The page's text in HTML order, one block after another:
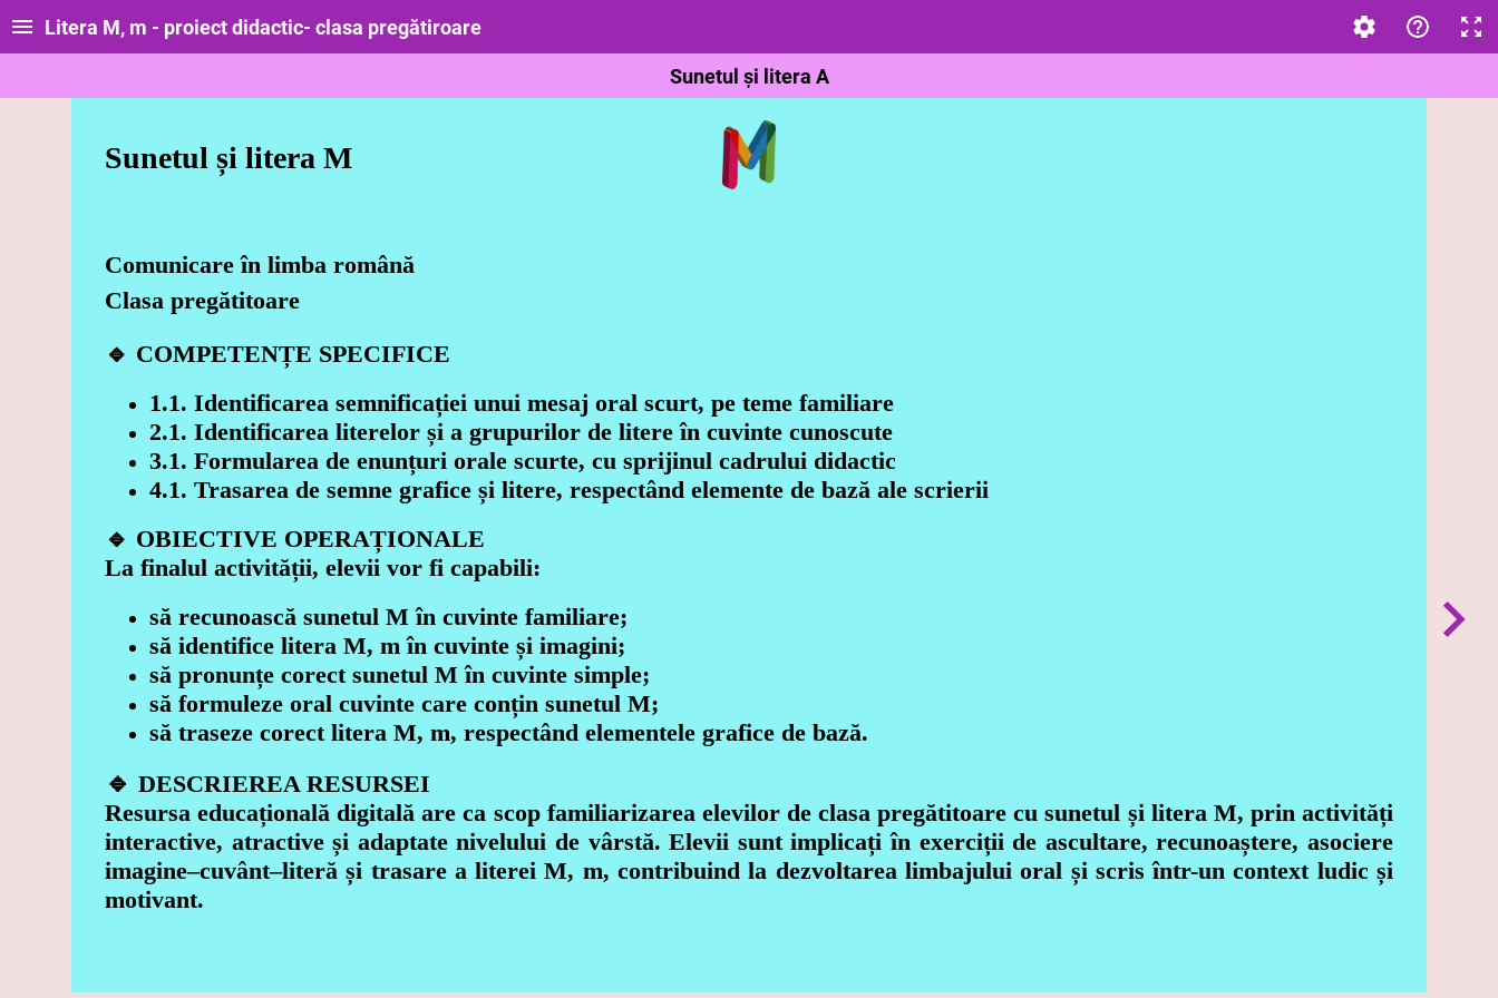
Litera M, m - proiect didactic- clasa pregătiroare
Sunetul și litera A
Sunetul și litera M
Comunicare în limba română
Clasa pregătitoare
🔹 COMPETENȚE SPECIFICE
1.1. Identificarea semnificației unui mesaj oral scurt, pe teme familiare
2.1. Identificarea literelor și a grupurilor de litere în cuvinte cunoscute
3.1. Formularea de enunțuri orale scurte, cu sprijinul cadrului didactic
4.1. Trasarea de semne grafice și litere, respectând elemente de bază ale scrierii
🔹 OBIECTIVE OPERAȚIONALE
La finalul activității, elevii vor fi capabili:
să recunoască sunetul M în cuvinte familiare;
să identifice litera M, m în cuvinte și imagini;
să pronunțe corect sunetul M în cuvinte simple;
să formuleze oral cuvinte care conțin sunetul M;
să traseze corect litera M, m, respectând elementele grafice de bază.
🔹 DESCRIEREA RESURSEI
Resursa educațională digitală are ca scop familiarizarea elevilor de clasa pregătitoare cu sunetul și litera M, prin activități
interactive, atractive și adaptate nivelului de vârstă. Elevii sunt implicați în exerciții de ascultare, recunoaștere, asociere
imagine–cuvânt–literă și trasare a literei M, m, contribuind la dezvoltarea limbajului oral și scris într-un context ludic și
motivant.